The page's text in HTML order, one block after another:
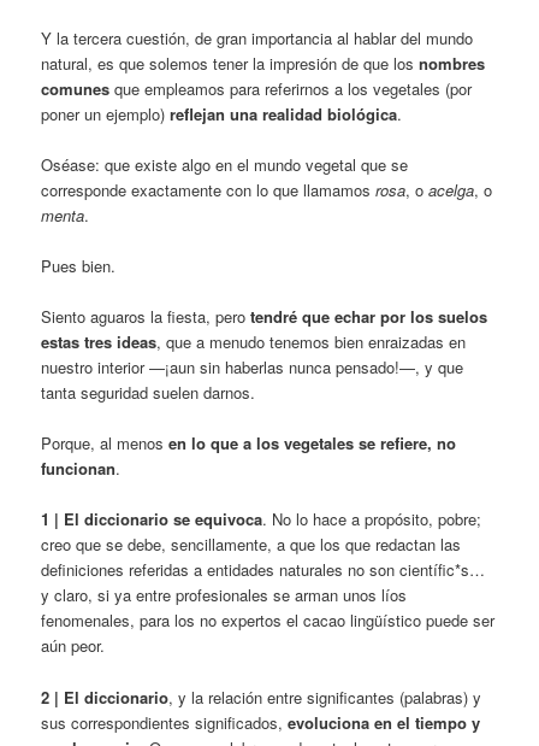
Y la tercera cuestión, de gran importancia al hablar del mundo
natural, es que solemos tener la impresión de que losnombres
comunes que empleamos para referirnos a los vegetales (por
poner un ejemplo)reflejan una realidad biológica.
Oséase: que existe algo en el mundo vegetal que se
corresponde exactamente con lo que llamamosrosa, oacelga, o
menta.
Pues bien.
Siento aguaros la fiesta, perotendré que echar por los suelos
estas tres ideas, que a menudo tenemos bien enraizadas en
nuestro interior —¡aun sin haberlas nunca pensado!—, y que
tanta seguridad suelen darnos.
Porque, al menosen lo que a los vegetales se refiere, no
funcionan.
1 | El diccionario se equivoca. No lo hace a propósito, pobre;
creo que se debe, sencillamente, a que los que redactan las
definiciones referidas a entidades naturales no son científic*s…
y claro, si ya entre profesionales se arman unos líos
fenomenales, para los no expertos el cacao lingüístico puede ser
aún peor.
2 | El diccionario, y la relación entre significantes (palabras) y
sus correspondientes significados,evoluciona en el tiempo y